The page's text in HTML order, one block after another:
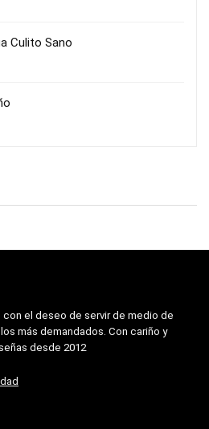
Culito Sano
el deseo de servir de medio de
más demandados. Con cariño y
desde 2012